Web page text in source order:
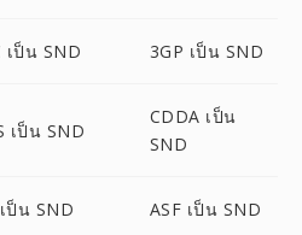
เป็น SND 3GP เป็น SND
เป็น SND
CDDA เป็น
SND
ป็น SND ASF เป็น SND